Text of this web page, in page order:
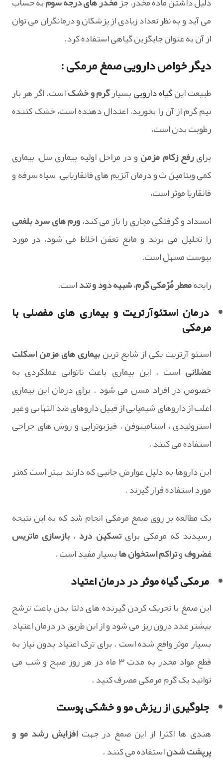
می آید و به نظر تعداد زیادی از پزشکان و درمانگران می توان
از آن به عنوان جایگزین گیاهی استفاده کرد.
دیگر خواص دارویی صمغ مرمکی :
طبیعت اینگیاه داروییبسیارگرم و خشکاست. اگر هر بار
نیم گرم از آن را بخورید، اعتدال دهنده است، خشک کننده
رطوبت بدن است،
برایرفع زکام مزمنو در مراحل اولیه بیماری سل، بیماری
کمی ویتامین ث و درمان آنزیم های قانقاریایی، سیاه سرفه و
قانقاریا موثر است،
انسداد و گرفتگی مجاری را باز می کند،ورم های سرد بلغمی
را تحلیل می برند و مانع تعفن اخلاط می شود، در مورد
یبوست مسهل است.
رایحهمعطر مُرّمکی گرم، شبیه دود و تنداست.
درمان استئوآرتریت و بیماری های مفصلی با
مرمکی
استئو آرتریت یکی از شایع ترینبیماری های مزمن اسکلت
عضلانی است . این بیماری باعث ناتوانی عملکردی به
خصوص در افراد مسن می شود . برای درمان این بیماری
اغلب از داروهای شیمیایی از قبیل داروهای ضد التهابی و غیر
استروئیدی ، استامینوفن ، فیزیوتراپی و روش های جراحی
استفاده می کنند .
این داروها به دلیل عوارض جانبی که دارند بهتر است کمتر
مورد استفاده قرار گیرند .
یک مطالعه بر روی صمغ مرمکی انجام شد که به این نتیجه
رسیدند که مرمکی برایتسکین درد ، بازسازی ماتریس
غضروفوتراکم استخوان هابسیار مفید است .
مرمکی گیاه موثر در درمان اعتیاد
این صمغ با تحریک کردن گیرنده های دلتا بدن باعث ترشح
بیشتر غدد درون ریز می شود و از این طریق در درمان اعتیاد
بسیار موثر واقع شده است . برای ترک اعتیاد بدون نیاز به
قطع مواد مخدر به مدت ۳ ماه در هر روز صبح و شب می
توانید یک گرم مرمکی مصرف کنید .
جلوگیری از ریزش مو و خشکی پوست
هندی ها اکثرا از این صمغ در جهتافزایش رشد مو و
پرپشت شدناستفاده می کنند .